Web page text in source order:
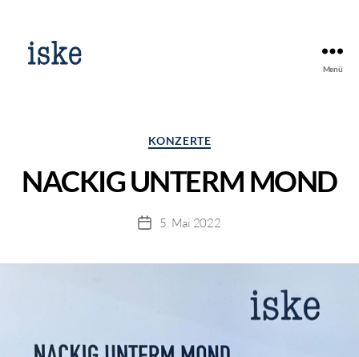
Menü
Kategorien
KONZERTE
NACKIG UNTERM MOND
Beitragsdatum
5. Mai 2022